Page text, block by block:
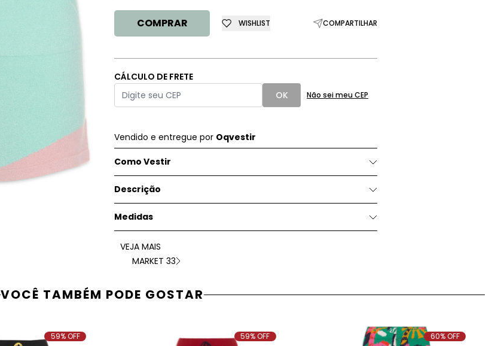
COMPRAR WISHLIST COMPARTILHAR
CÁLCULO DE FRETE
OK
Não sei meu CEP
Vendido e entregue por Oqvestir
Como Vestir
Descrição
Medidas
VEJA MAIS
MARKET 33
VOCÊ TAMBÉM PODE GOSTAR
59% OFF 59% OFF 60% OFF